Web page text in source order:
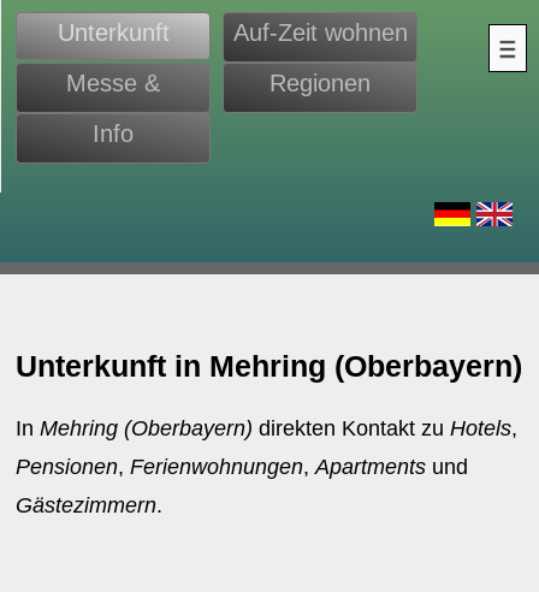
Unterkunft
Auf-Zeit wohnen
Messe &
Monteure
Regionen
Info
Unterkunft in Mehring (Oberbayern)
InMehring (Oberbayern) direkten Kontakt zuHotels,
Pensionen,Ferienwohnungen,Apartments und
Gästezimmern.